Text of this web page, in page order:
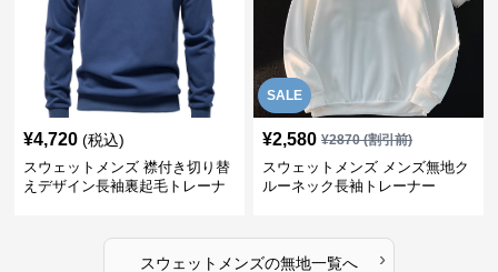
¥4,720 (税込)
スウェットメンズ 襟付き切り替
えデザイン長袖裏起毛トレーナ
SALE
¥2,580 ¥2870(割引前)
スウェットメンズ メンズ無地ク
ルーネック長袖トレーナー
スウェットメンズの無地一覧へ ›